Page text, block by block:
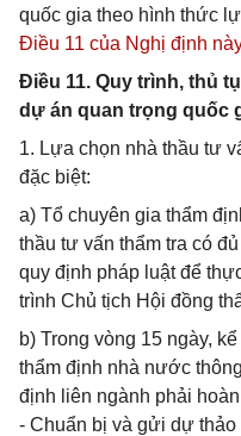
quốc gia theo hình thức
Điều 11 của Nghị định này
Điều 11. Quy trình, thủ
dự án quan trọng quốc
1. Lựa chọn nhà thầu tư
đặc biệt:
a) Tổ chuyên gia thẩm
thầu tư vấn thẩm tra có
quy định pháp luật để
trình Chủ tịch Hội đồng
b) Trong vòng 15 ngày,
thẩm định nhà nước
định liên ngành phải
- Chuẩn bị và gửi dự